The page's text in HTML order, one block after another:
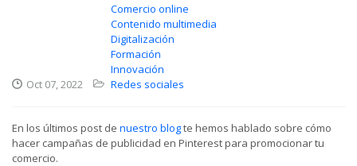
Oct 07, 2022
Comercio online
Contenido multimedia
Digitalización
Formación
Innovación
Redes sociales
En los últimos post de nuestro blogte hemos hablado sobre cómo
hacer campañas de publicidad en Pinterest para promocionar tu
comercio.